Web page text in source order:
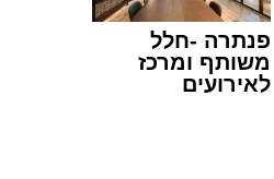
אופן ההכנה :
מכינים את הבלילה: בקערה טורפים
פנתרה -חלל
משותף ומרכז
לאירועים